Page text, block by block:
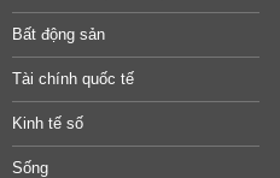
Bất động sản
Tài chính quốc tế
Kinh tế số
Sống